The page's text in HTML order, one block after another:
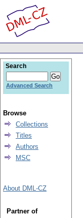
Search
Advanced Search
Browse
Collections
Titles
Authors
MSC
About DML-CZ
Partner of